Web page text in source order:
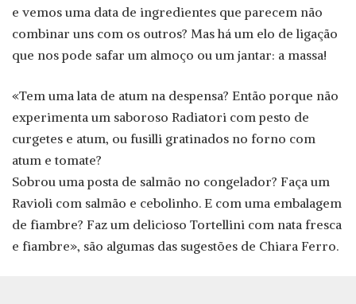
e vemos uma data de ingredientes que parecem não
combinar uns com os outros? Mas há um elo de ligação
que nos pode safar um almoço ou um jantar: a massa!
«Tem uma lata de atum na despensa? Então porque não
experimenta um saboroso Radiatori com pesto de
curgetes e atum, ou fusilli gratinados no forno com
atum e tomate?
Sobrou uma posta de salmão no congelador? Faça um
Ravioli com salmão e cebolinho. E com uma embalagem
de fiambre? Faz um delicioso Tortellini com nata fresca
e fiambre», são algumas das sugestões de Chiara Ferro.